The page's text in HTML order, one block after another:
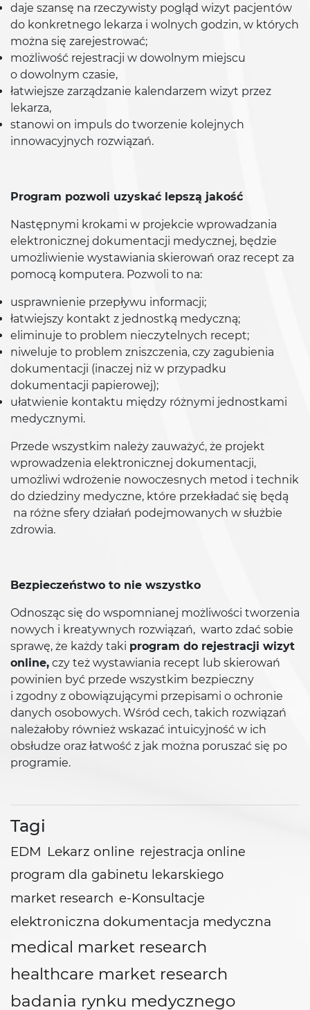
daje szansę na rzeczywisty pogląd wizyt pacjentów
do konkretnego lekarza i wolnych godzin, w których
można się zarejestrować;
możliwość rejestracji w dowolnym miejscu
o dowolnym czasie,
łatwiejsze zarządzanie kalendarzem wizyt przez
lekarza,
stanowi on impuls do tworzenie kolejnych
innowacyjnych rozwiązań.
Program pozwoli uzyskać lepszą jakość
Następnymi krokami w projekcie wprowadzania
elektronicznej dokumentacji medycznej, będzie
umożliwienie wystawiania skierowań oraz recept za
pomocą komputera. Pozwoli to na:
usprawnienie przepływu informacji;
łatwiejszy kontakt z jednostką medyczną;
eliminuje to problem nieczytelnych recept;
niweluje to problem zniszczenia, czy zagubienia
dokumentacji (inaczej niż w przypadku
dokumentacji papierowej);
ułatwienie kontaktu między różnymi jednostkami
medycznymi.
Przede wszystkim należy zauważyć, że projekt
wprowadzenia elektronicznej dokumentacji,
umożliwi wdrożenie nowoczesnych metod i technik
do dziedziny medyczne, które przekładać się będą
na różne sfery działań podejmowanych w służbie
zdrowia.
Bezpieczeństwo to nie wszystko
Odnosząc się do wspomnianej możliwości tworzenia
nowych i kreatywnych rozwiązań, warto zdać sobie
sprawę, że każdy taki program do rejestracji wizyt
online, czy też wystawiania recept lub skierowań
powinien być przede wszystkim bezpieczny
i zgodny z obowiązującymi przepisami o ochronie
danych osobowych. Wśród cech, takich rozwiązań
należałoby również wskazać intuicyjność w ich
obsłudze oraz łatwość z jak można poruszać się po
programie.
Tagi
EDM Lekarz online rejestracja online
program dla gabinetu lekarskiego
market research e-Konsultacje
elektroniczna dokumentacja medyczna
medical market research
healthcare market research
badania rynku medycznego